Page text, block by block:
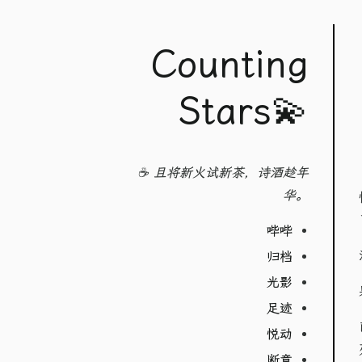
Counting
Stars💫
☕ 且将新火试新茶，诗酒趁年
华。
哔哔
归档
光影
足迹
悦动